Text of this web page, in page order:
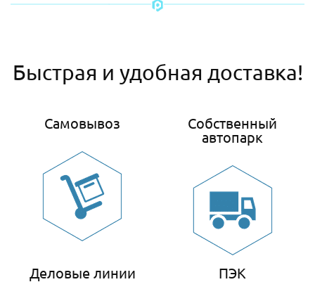
Быстрая и удобная доставка!
Самовывоз
Собственный
автопарк
Деловые линии ПЭК